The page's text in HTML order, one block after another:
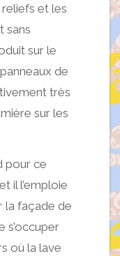
et les
sans
sur le
de
très
sur les
pour ce
il l’emploie
la façade de
s’occuper
où la lave